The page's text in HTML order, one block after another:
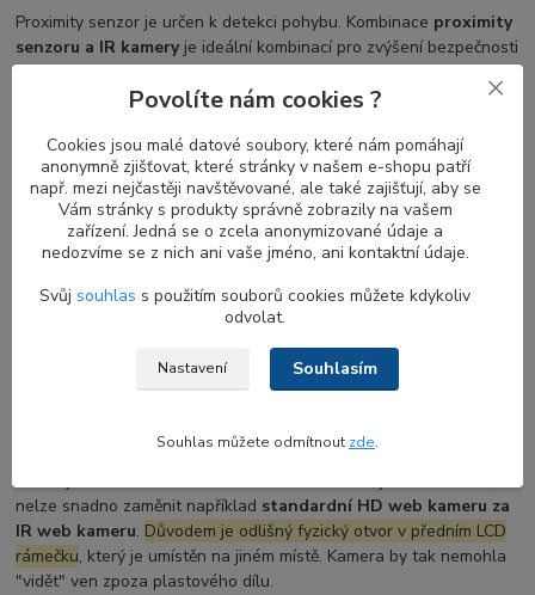
Proximity senzor je určen k detekci pohybu. Kombinace proximity
senzoru a IR kameryje ideální kombinací pro zvýšení bezpečnosti
a pohodlí. Když se vzdálíte od notebooku, obrazovka se vypne a
jakmile se vrátíte, obrazovka se zapne aIR kamera
začne hledat
je stále užitečný pro automatické zamykání vašeho notebooku,
když u něj nejste.
Co zvážit před výměnou web kamery HD u
notebooku DELL
instalace bude zahrnovat i výměnu několika dalších dílů, zejména
LCD displej rámečku s otvorem pro webkameru
připojení k webkameře.
nelze snadno zaměnit například standardní HD web kameru za
IR web kameru. Důvodem je odlišný fyzický otvor v předním LCD
rámečku, který je umístěn na jiném místě. Kamera by tak nemohla
"vidět" ven zpoza plastového dílu.
Povolíte nám cookies ?
Cookies jsou malé datové soubory, které nám pomáhají
anonymně zjišťovat, které stránky v našem e-shopu patří
např. mezi nejčastěji navštěvované, ale také zajišťují, aby se
Vám stránky s produkty správně zobrazily na vašem
zařízení. Jedná se o zcela anonymizované údaje a
nedozvíme se z nich ani vaše jméno, ani kontaktní údaje.
Svůj souhlas s použitím souborů cookies můžete kdykoliv
odvolat.
Nastavení Souhlasím
Souhlas můžete odmítnout zde.